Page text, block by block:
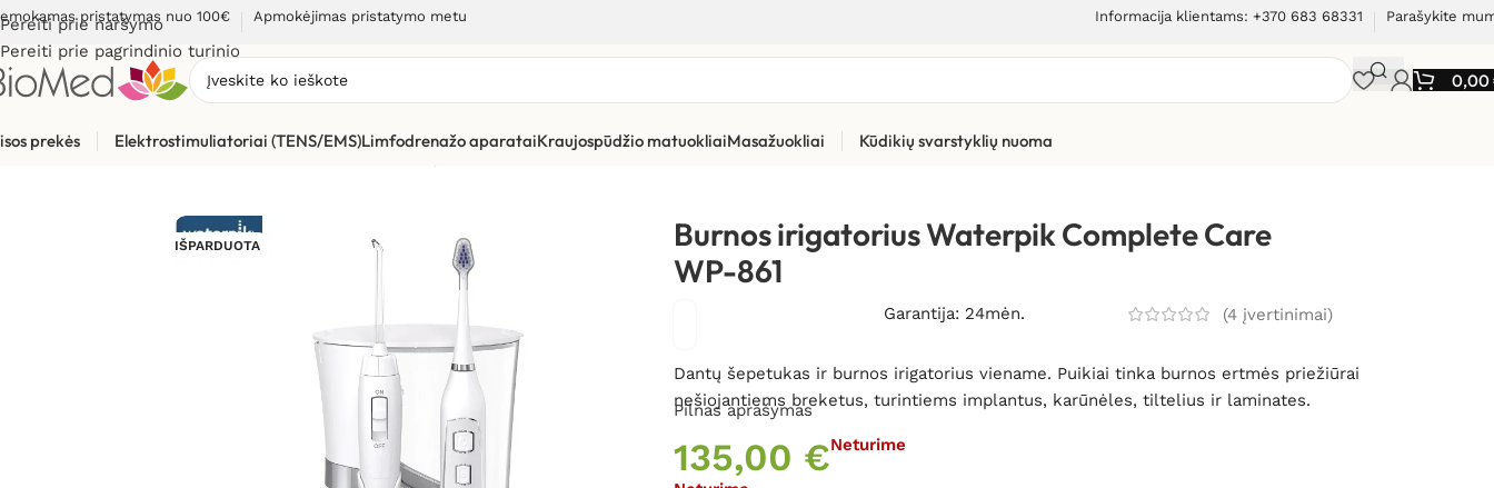
Pereiti prie naršymo
Pereiti prie pagrindinio turinio
pristatymas nuo 100€ Apmokėjimas pristatymo metu Informacija klientams: +370 683 68331 Parašykite
0,00
prekės Elektrostimuliatoriai (TENS/EMS)Limfodrenažo aparataiKraujospūdžio matuokliaiMasažuokliai Kūdikių svarstyklių nuoma
Sveikatos priežiūrai Burnos irigatorius Waterpik Complete Care WP-861
IŠPARDUOTA
Burnos irigatorius Waterpik Complete Care
WP-861
Garantija: 24mėn. (4įvertinimai)
Dantų šepetukas ir burnos irigatorius viename. Puikiai tinka burnos ertmės priežiūrai
nešiojantiems breketus, turintiems implantus, karūnėles, tiltelius ir laminates.
Pilnas aprašymas
135,00 €Neturime